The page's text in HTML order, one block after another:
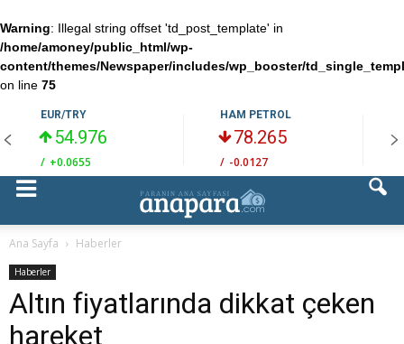
Warning: Illegal string offset 'td_post_template' in
/home/amoney/public_html/wp-
content/themes/Newspaper/includes/wp_booster/
on line 75
EUR/TRY
54.976
/ +0.0655
HAM PETROL
78.265
/ -0.0127
Ana Sayfa Haberler
Haberler
Altın fiyatlarında dikkat çeken
hareket